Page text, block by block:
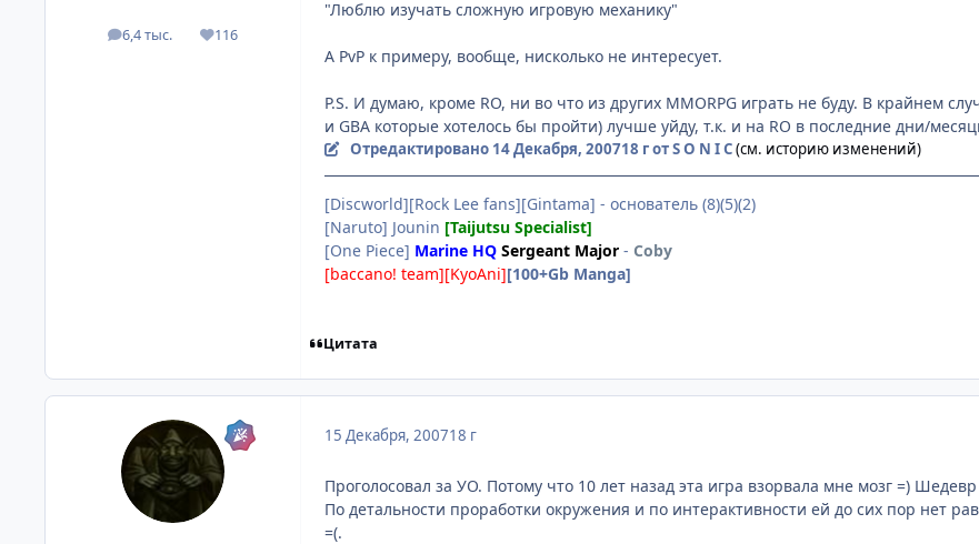
6,4 тыс.
посты 116
Репутация
"Люблю изучать сложную игровую механику"
А PvP к примеру, вообще, нисколько не интересует.
P.S. И думаю, кроме RO, ни во что из других MMORPG играть не буду. В крайнем
и GBA которые хотелось бы пройти) лучше уйду, т.к. и на RO в последние дни/
Отредактировано 14 Декабря, 200718 гот S O N I C(см. историю изменений)
[Discworld][Rock Lee fans][Gintama] - основатель (8)(5)(2)
[Naruto] Jounin [Taijutsu Specialist]
[One Piece] Marine HQ Sergeant Major - Coby
[baccano! team][KyoAni][100+Gb Manga]
Цитата
15 Декабря, 200718 г
Проголосовал за УО. Потому что 10 лет назад эта игра взорвала мне мозг =)
По детальности проработки окружения и по интерактивности ей до сих пор нет
=(.